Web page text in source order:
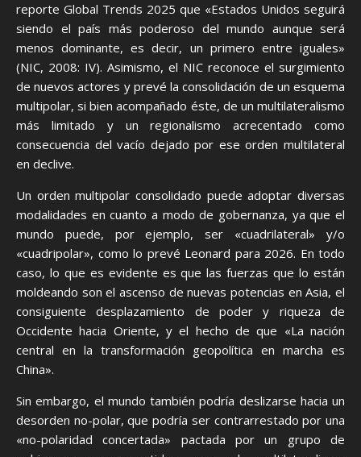
reporte Global Trends 2025 que «Estados Unidos seguirá
siendo el país más poderoso del mundo aunque será
menos dominante, es decir, un primero entre iguales»
(NIC, 2008: IV). Asimismo, el NIC reconoce el surgimiento
de nuevos actores y prevé la consolidación de un esquema
multipolar, si bien acompañado éste, de un multilateralismo
más limitado y un regionalismo acrecentado como
consecuencia del vacío dejado por ese orden multilateral
en declive.
Un orden multipolar consolidado puede adoptar diversas
modalidades en cuanto a modo de gobernanza, ya que el
mundo puede, por ejemplo, ser «cuadrilateral» y/o
«cuadripolar», como lo prevé Leonard para 2026. En todo
caso, lo que es evidente es que las fuerzas que lo están
moldeando son el ascenso de nuevas potencias en Asia, el
consiguiente desplazamiento de poder y riqueza de
Occidente hacia Oriente, y el hecho de que «La nación
central en la transformación geopolítica en marcha es
China».
Sin embargo, el mundo también podría deslizarse hacia un
desorden no-polar, que podría ser contrarrestado por una
«no-polaridad concertada» pactada por un grupo de